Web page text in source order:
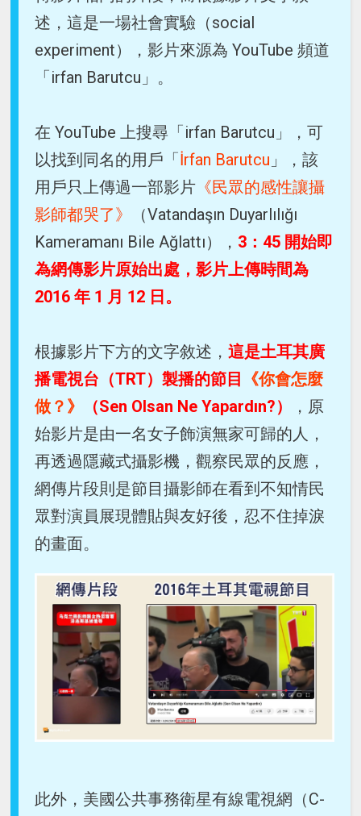
述，這是一場社會實驗（social
experiment），影片來源為 YouTube 頻道
「irfan Barutcu」。
在 YouTube 上搜尋「irfan Barutcu」，可
以找到同名的用戶「 İrfan Barutcu 」，該
用戶只上傳過一部影片 《民眾的感性讓攝
影師都哭了》
（Vatandaşın Duyarlılığı
Kameramanı Bile Ağlattı）， 3：45 開始即
為網傳影片原始出處，影片上傳時間為
2016 年 1 月 12 日。
根據影片下方的文字敘述，這是土耳其廣
播電視台（TRT）製播的節目
《你會怎麼
做？》
（Sen Olsan Ne Yapardın?）
，原
始影片是由一名女子飾演無家可歸的人，
再透過隱藏式攝影機，觀察民眾的反應，
網傳片段則是節目攝影師在看到不知情民
眾對演員展現體貼與友好後，忍不住掉淚
的畫面。
此外，美國公共事務衛星有線電視網（C-